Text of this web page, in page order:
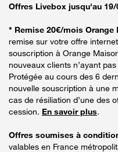
Offres Livebox jusqu'au 19/
* Remise 20€/mois Orange
remise sur votre offre
souscription à Orange
nouveaux clients n’ayant
Protégée au cours des 6
nouvelle souscription à une
cas de résiliation d’une des
cession. En savoir plus.
Offres soumises à
valables en France